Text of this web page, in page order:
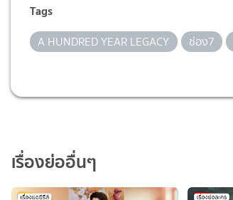
Tags
A HUNDRED YEAR LEGACY ช่อง7
เรื่องย่ออื่นๆ